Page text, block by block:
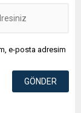
e-posta adresim